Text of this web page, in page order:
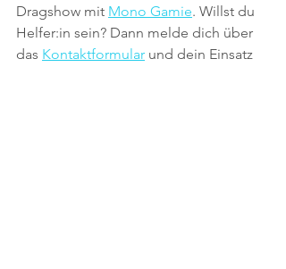
Dragshow mit Mono Gamie. Willst du
Helfer:in sein? Dann melde dich über
das Kontaktformular und dein Einsatz